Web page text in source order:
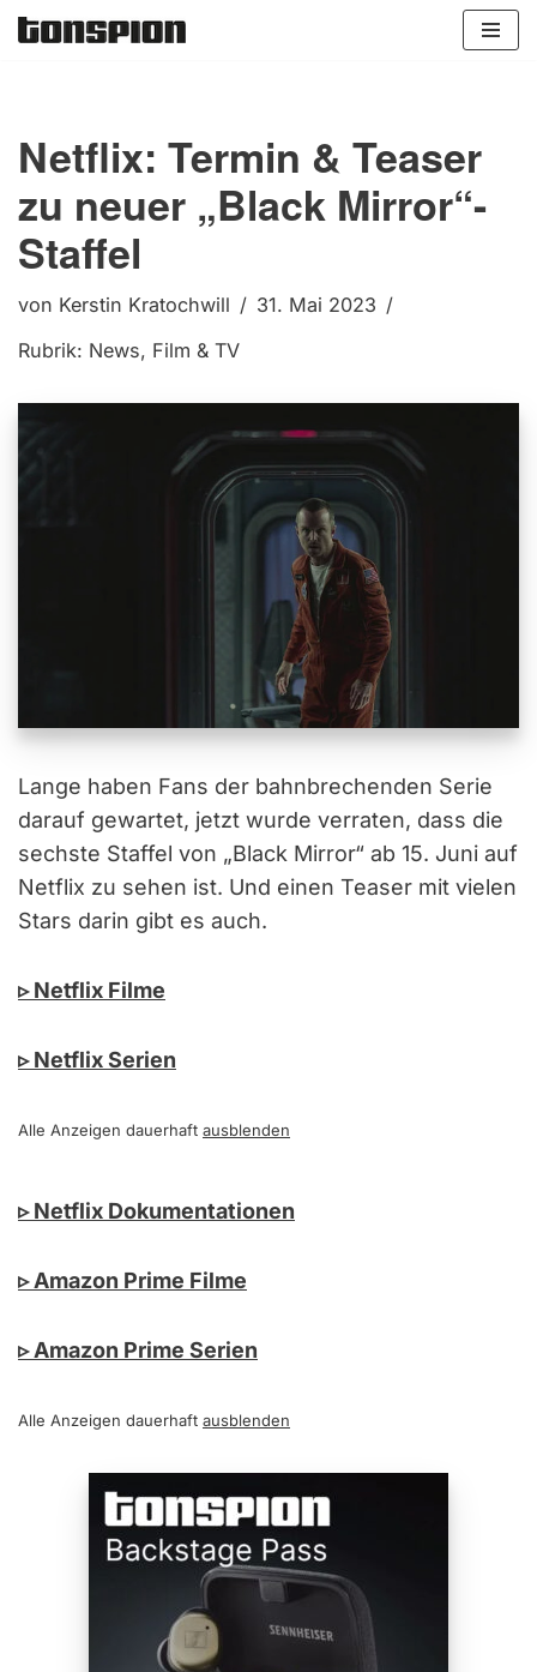
Netflix: Termin & Teaser
zu neuer „Black Mirror“-
Staffel
von Kerstin Kratochwill
31. Mai 2023
Rubrik: News, Film & TV
Lange haben Fans der bahnbrechenden Serie
darauf gewartet, jetzt wurde verraten, dass die
sechste Staffel von „Black Mirror“ ab 15. Juni auf
Netflix zu sehen ist. Und einen Teaser mit vielen
Stars darin gibt es auch.
▹ Netflix Filme
▹ Netflix Serien
Alle Anzeigen dauerhaft ausblenden
▹ Netflix Dokumentationen
▹ Amazon Prime Filme
▹ Amazon Prime Serien
Alle Anzeigen dauerhaft ausblenden